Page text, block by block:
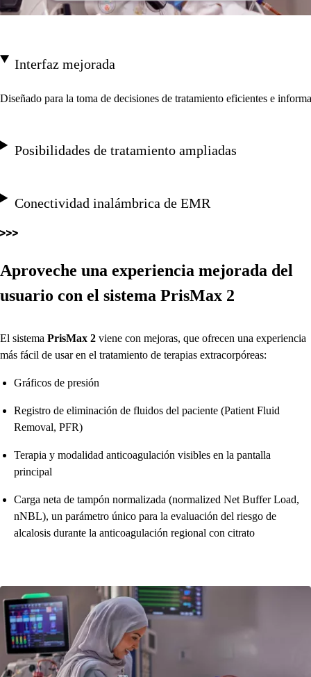
Interfaz mejorada
Diseñado para la toma de decisiones de tratamiento eficientes e
Posibilidades de tratamiento ampliadas
Conectividad inalámbrica de EMR
Aproveche una experiencia mejorada del
usuario con el sistema PrisMax 2
El sistema PrisMax 2 viene con mejoras, que ofrecen una experiencia
más fácil de usar en el tratamiento de terapias extracorpóreas:
Gráficos de presión
Registro de eliminación de fluidos del paciente (Patient Fluid
Removal, PFR)
Terapia y modalidad anticoagulación visibles en la pantalla
principal
Carga neta de tampón normalizada (normalized Net Buffer Load,
nNBL), un parámetro único para la evaluación del riesgo de
alcalosis durante la anticoagulación regional con citrato